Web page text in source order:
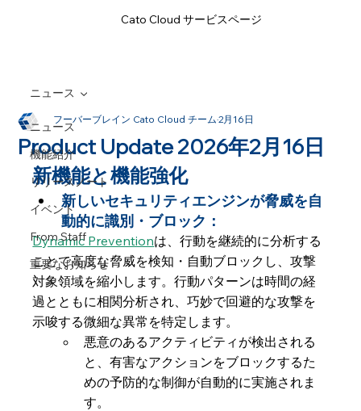
Cato Cloud サービスページ
ニュース
機能紹介
リリースノート
イベント
From Staff
重要なお知らせ
ニュース
Product Update 2026年2月16日
フーバーブレイン Cato Cloud チーム2月16日
新機能と機能強化
新しいセキュリティエンジンが脅威を自
動的に識別・ブロック：
Dynamic Preventionは、行動を継続的に分析する
ことで高度な脅威を検知・自動ブロックし、攻撃
対象領域を縮小します。行動パターンは時間の経
過とともに相関分析され、巧妙で回避的な攻撃を
示唆する微細な異常を特定します。
悪意のあるアクティビティが検出される
と、有害なアクションをブロックするた
めの予防的な制御が自動的に実施されま
す。